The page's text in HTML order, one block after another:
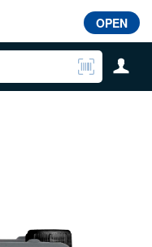
OPEN